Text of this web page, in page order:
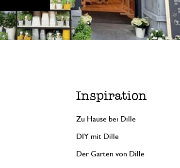
Inspiration
Zu Hause bei Dille
DIY mit Dille
Der Garten von Dille